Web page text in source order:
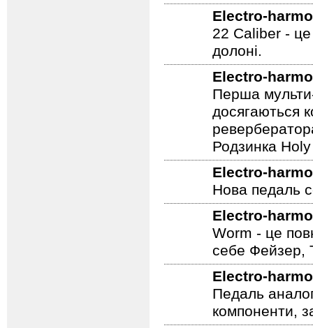
Electro-
22 Caliber - це
долоні.
Electro-
Перша
досягаються
Родзинка
Electro-
Нова педаль
Electro-
Worm - це
себе Фейзер,
Electro-
Педаль
компоненти,